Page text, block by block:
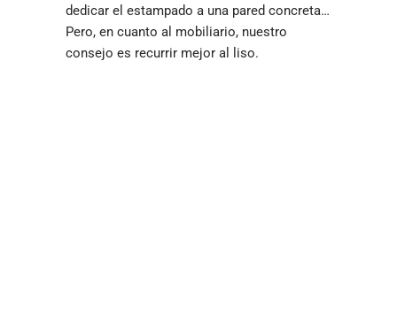
dedicar el estampado a una pared concreta…
Pero, en cuanto al mobiliario, nuestro
consejo es recurrir mejor al liso.